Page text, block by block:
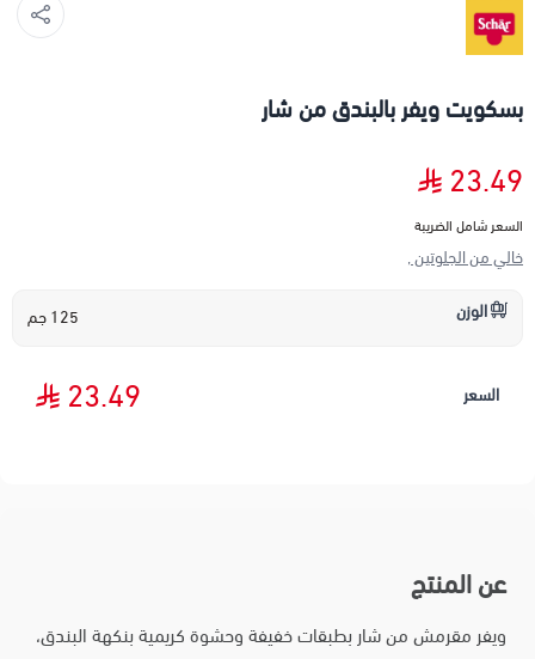
بسكويت ويفر بالبندق من شار
23.49
السعر شامل الضريبة
خالي من الجلوتين ,
الوزن 125 جم
السعر 23.49
عن المنتج
ويفر مقرمش من شار بطبقات خفيفة وحشوة كريمية بنكهة البندق،